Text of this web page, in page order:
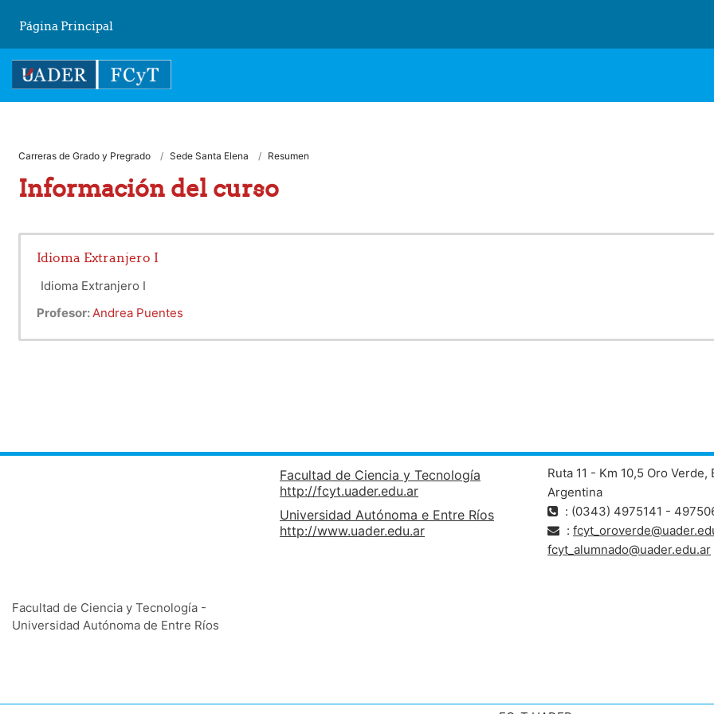
Página Principal
Carreras de Grado y Pregrado Sede Santa Elena Resumen
Información del curso
Idioma Extranjero I
Idioma Extranjero I
Profesor: Andrea Puentes
Facultad de Ciencia y Tecnología -
Universidad Autónoma de Entre Ríos
Facultad de Ciencia y Tecnología
http://fcyt.uader.edu.ar
Universidad Autónoma e Entre Ríos
http://www.uader.edu.ar
Ruta 11 - Km 10,5 Oro Verde,
Argentina
: (0343) 4975141 -
:
fcyt_alumnado@uader.edu.ar